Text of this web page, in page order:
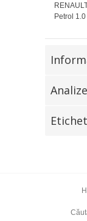
Petrol
Analize